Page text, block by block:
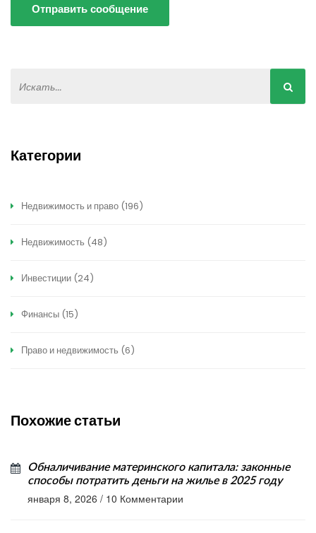
Отправить сообщение
Категории
Недвижимость и право (196)
Недвижимость (48)
Инвестиции (24)
Финансы (15)
Право и недвижимость (6)
Похожие статьи
Обналичивание материнского капитала: законные
способы потратить деньги на жилье в 2025 году
января 8, 2026 / 10 Комментарии